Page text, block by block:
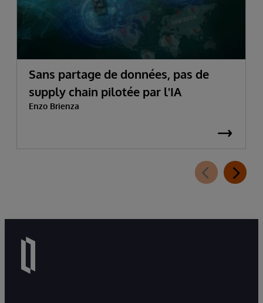
Sans partage de données, pas de
supply chain pilotée par l'IA
Enzo Brienza